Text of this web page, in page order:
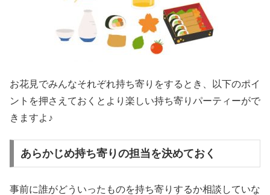
お花見でみんなそれぞれ持ち寄りをするとき、以下のポイ
ントを押さえておくとより楽しい持ち寄りパーティーがで
きますよ♪
あらかじめ持ち寄りの担当を決めておく
事前に誰がどういったものを持ち寄りするか相談していな